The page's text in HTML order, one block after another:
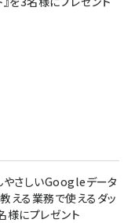
やさしいGoogleデータ
える業務で使えるダッ
様にプレゼント